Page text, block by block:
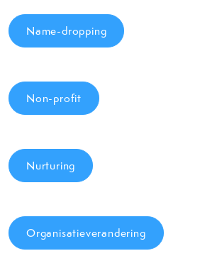
Name-dropping
Non-profit
Nurturing
Organisatieverandering